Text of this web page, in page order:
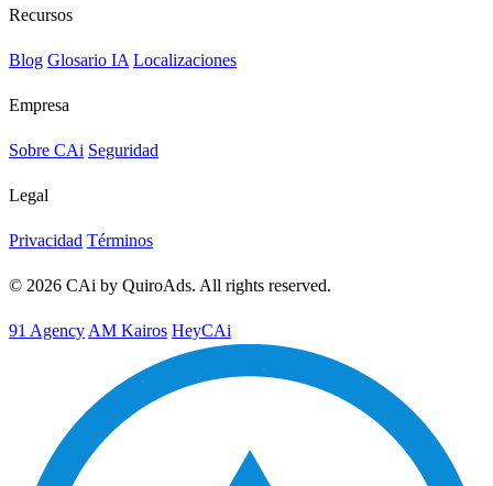
Recursos
Blog Glosario IA Localizaciones
Empresa
Sobre CAi Seguridad
Legal
Privacidad Términos
© 2026 CAi by QuiroAds. All rights reserved.
91 Agency AM Kairos HeyCAi